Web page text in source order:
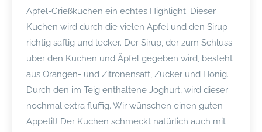
Apfel-Grießkuchen ein echtes Highlight. Dieser
Kuchen wird durch die vielen Äpfel und den Sirup
richtig saftig und lecker. Der Sirup, der zum Schluss
über den Kuchen und Äpfel gegeben wird, besteht
aus Orangen- und Zitronensaft, Zucker und Honig.
Durch den im Teig enthaltene Joghurt, wird dieser
nochmal extra fluffig. Wir wünschen einen guten
Appetit! Der Kuchen schmeckt natürlich auch mit